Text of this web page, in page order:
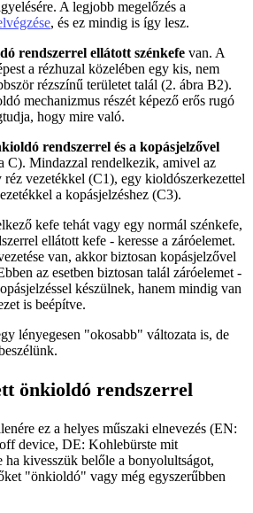
A legjobb megelőzés a
, és ez mindig is így lesz.
rendszerrel ellátott szénkefe van. A
a rézhuzal közelében egy kis, nem
rézszínű területet talál (2. ábra B2).
mechanizmus részét képező erős rugó
hogy mire való.
rendszerrel és a kopásjelzővel
C). Mindazzal rendelkezik, amivel az
réz vezetékkel (C1), egy kioldószerkezettel
a kopásjelzéshez (C3).
kefe tehát vagy egy normál szénkefe,
ellátott kefe - keresse a záróelemet.
van, akkor biztosan kopásjelzővel
az esetben biztosan talál záróelemet -
készülnek, hanem mindig van
is beépítve.
lényegesen "okosabb" változata is, de
önkioldó rendszerrel
ez a helyes műszaki elnevezés (EN:
device, DE: Kohlebürste mit
kivesszük belőle a bonyolultságot,
"önkioldó" vagy még egyszerűbben